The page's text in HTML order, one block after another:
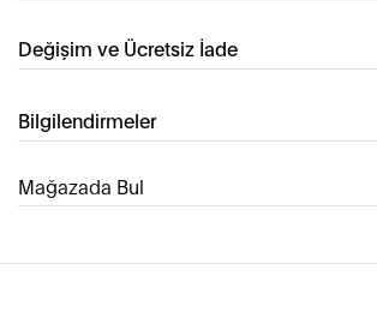
Değişim ve Ücretsiz İade
Bilgilendirmeler
Mağazada Bul